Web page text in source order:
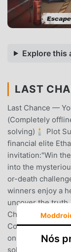
Explore this
LAST
Last Chance —
(Completely
solving)🕯️ Plot
financial elite
invitation:"Win
into the
or-death
winners enjoy a
uncover the
Chance he can
Completely Free
only when you
solve puzzles
Nós